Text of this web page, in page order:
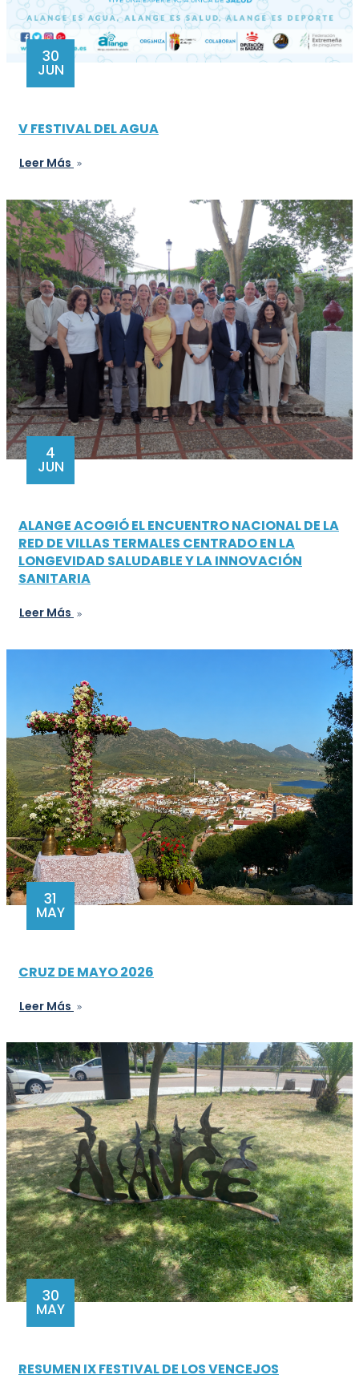
30
JUN
V FESTIVAL DEL AGUA
Leer Más
4
JUN
ALANGE ACOGIÓ EL ENCUENTRO NACIONAL DE LA
RED DE VILLAS TERMALES CENTRADO EN LA
LONGEVIDAD SALUDABLE Y LA INNOVACIÓN
SANITARIA
Leer Más
31
MAY
CRUZ DE MAYO 2026
Leer Más
30
MAY
RESUMEN IX FESTIVAL DE LOS VENCEJOS